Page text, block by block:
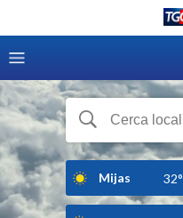
Mijas 32°